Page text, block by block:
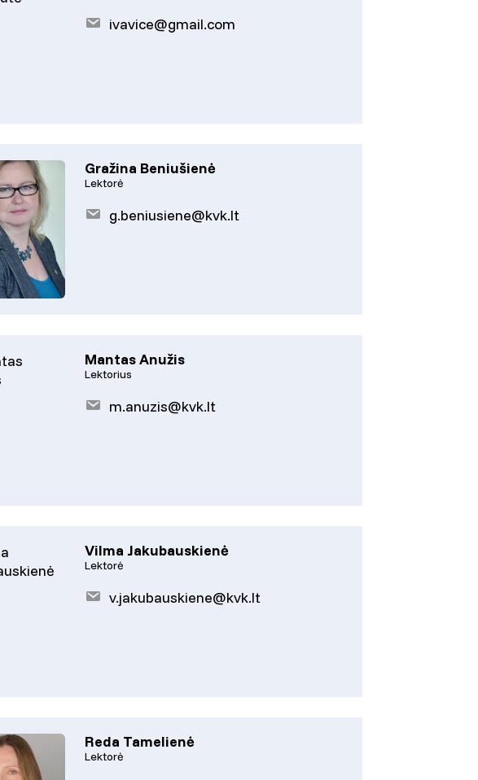
ivavice@gmail.com
Gražina Beniušienė
Lektorė
g.beniusiene@kvk.lt
Mantas Anužis
Lektorius
m.anuzis@kvk.lt
Vilma Jakubauskienė
Lektorė
v.jakubauskiene@kvk.lt
Reda Tamelienė
Lektorė